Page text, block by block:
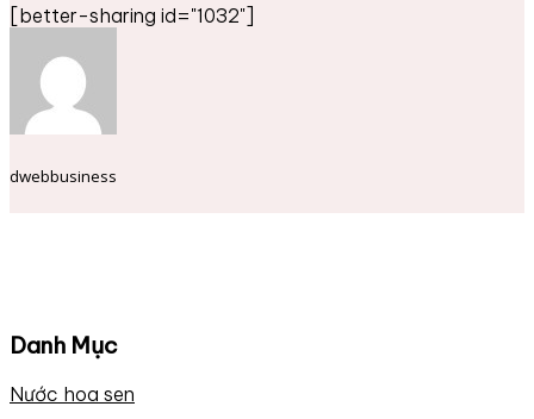
[better-sharing id="1032"]
dwebbusiness
Danh Mục
Nước hoa sen